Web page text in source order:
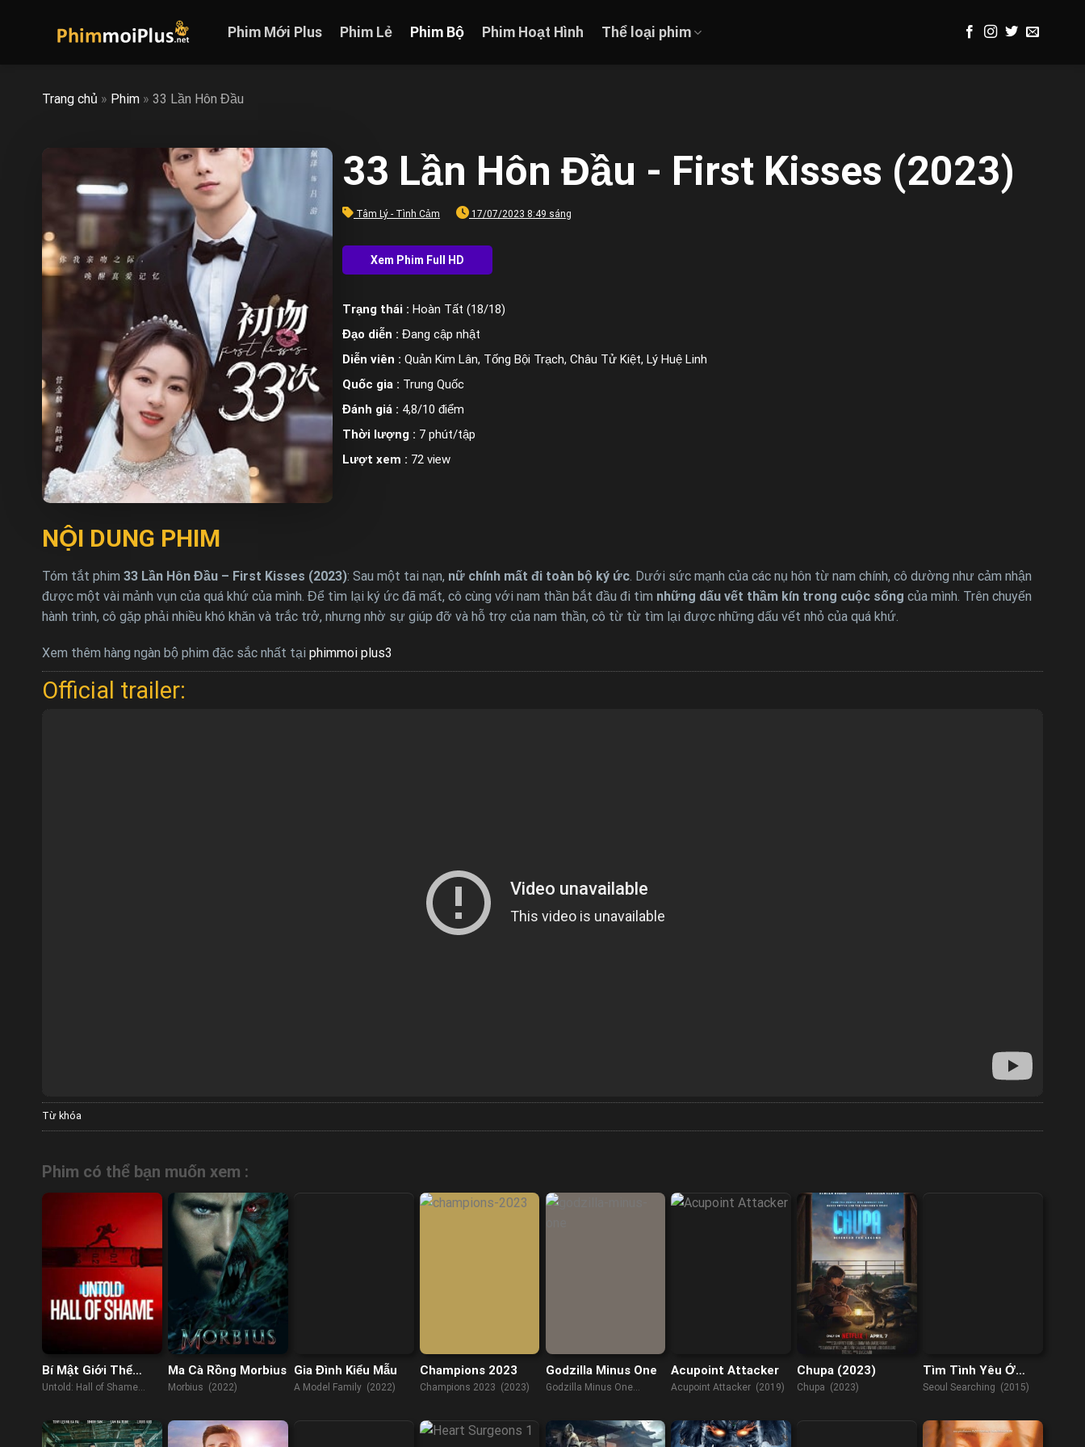
Phim Mới Plus Phim Lẻ Phim Bộ Phim Hoạt Hình Thể loại phim
Trang chủ » Phim » 33 Lần Hôn Đầu
33 Lần Hôn Đầu - First Kisses (2023)
Tâm Lý - Tình Cảm 17/07/2023 8:49 sáng
Trạng thái : Hoàn Tất (18/18)
Đạo diễn : Đang cập nhật
Diễn viên : Quản Kim Lân, Tống Bội Trạch, Châu Tử Kiệt, Lý Huệ Linh
Quốc gia : Trung Quốc
Đánh giá : 4,8/10 điểm
Thời lượng : 7 phút/tập
Lượt xem : 72 view
NỘI DUNG PHIM
Tóm tắt phim 33 Lần Hôn Đầu – First Kisses (2023): Sau một tai nạn, nữ chính mất đi toàn bộ ký ức. Dưới sức mạnh của các nụ hôn từ nam chính, cô dường như cảm nhận
được một vài mảnh vụn của quá khứ của mình. Để tìm lại ký ức đã mất, cô cùng với nam thần bắt đầu đi tìm những dấu vết thầm kín trong cuộc sống của mình. Trên chuyến
hành trình, cô gặp phải nhiều khó khăn và trắc trở, nhưng nhờ sự giúp đỡ và hỗ trợ của nam thần, cô từ từ tìm lại được những dấu vết nhỏ của quá khứ.
Xem thêm hàng ngàn bộ phim đặc sắc nhất tại phimmoi plus3
Official trailer:
Từ khóa
Phim có thể bạn muốn xem :
Bí Mật Giới Thể
Thao: Bê Bối Balco
Untold: Hall of Shame
Ma Cà Rồng Morbius
Morbius (2022)
Gia Đình Kiểu Mẫu
A Model Family (2022)
Champions 2023
Champions 2023 (2023)
Godzilla Minus One
Godzilla Minus One
Acupoint Attacker
Acupoint Attacker (2019)
Chupa (2023)
Chupa (2023)
Tìm Tình Yêu Ở
Seoul
Seoul Searching (2015)